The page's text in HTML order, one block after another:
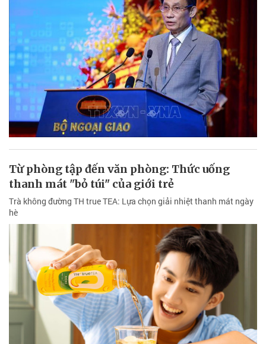
Từ phòng tập đến văn phòng: Thức uống
thanh mát "bỏ túi" của giới trẻ
Trà không đường TH true TEA: Lựa chọn giải nhiệt thanh mát ngày
hè